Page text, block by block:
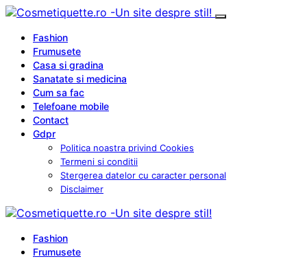
Fashion
Frumusete
Casa si gradina
Sanatate si medicina
Cum sa fac
Telefoane mobile
Contact
Gdpr
Politica noastra privind Cookies
Termeni si conditii
Stergerea datelor cu caracter personal
Disclaimer
Fashion
Frumusete